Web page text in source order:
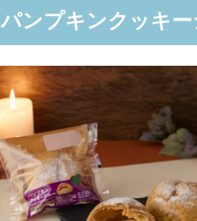
パンプキンクッキー